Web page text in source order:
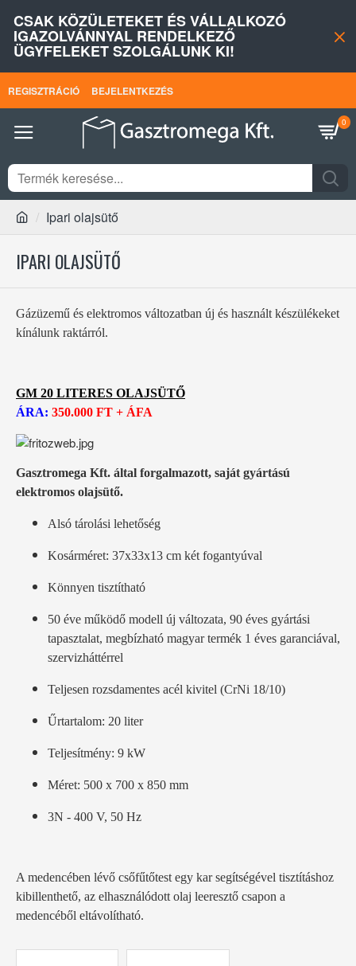
CSAK KÖZÜLETEKET ÉS VÁLLALKOZÓ
IGAZOLVÁNNYAL RENDELKEZŐ
ÜGYFELEKET SZOLGÁLUNK KI!
REGISZTRÁCIÓ BEJELENTKEZÉS
0
Ipari olajsütő
IPARI OLAJSÜTŐ
Gázüzemű és elektromos változatban új és használt készülékeket
kínálunk raktárról.
GM 20 LITERES OLAJSÜTŐ
ÁRA: 350.000 FT + ÁFA
Gasztromega Kft. által forgalmazott, saját gyártású
elektromos olajsütő.
Alsó tárolási lehetőség
Kosárméret: 37x33x13 cm két fogantyúval
Könnyen tisztítható
50 éve működő modell új változata, 90 éves gyártási
tapasztalat, megbízható magyar termék 1 éves garanciával,
szervizháttérrel
Teljesen rozsdamentes acél kivitel (CrNi 18/10)
Űrtartalom: 20 liter
Teljesítmény: 9 kW
Méret: 500 x 700 x 850 mm
3N - 400 V, 50 Hz
A medencében lévő csőfűtőtest egy kar segítségével tisztításhoz
kibillenthető, az elhasználódott olaj leeresztő csapon a
medencéből eltávolítható.